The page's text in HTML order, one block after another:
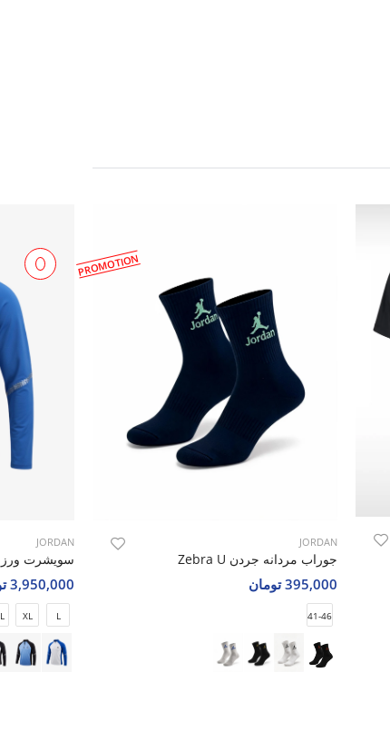
JORDAN
جوراب مردانه جردن Zebra U
395,000 تومان
41-46
PROMOTION
JORDAN
3,950,000 تومان
L
XL